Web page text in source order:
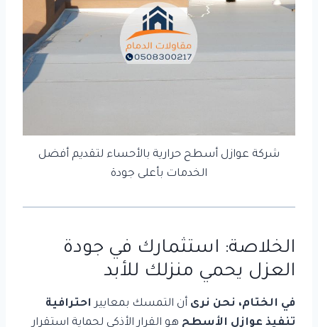
شركة عوازل أسطح حرارية بالأحساء لتقديم أفضل
الخدمات بأعلى جودة
الخلاصة: استثمارك في جودة
العزل يحمي منزلك للأبد
في الختام، نحن نرى أن التمسك بمعايير احترافية
تنفيذ عوازل الأسطح هو القرار الأذكى لحماية استقرار